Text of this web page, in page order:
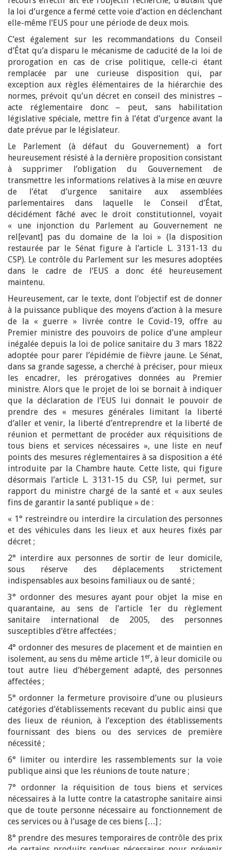
la loi d’urgence a fermé cette voie d’action en déclenchant
elle-même l’EUS pour une période de deux mois.
C’est également sur les recommandations du Conseil
d’État qu’a disparu le mécanisme de caducité de la loi de
prorogation en cas de crise politique, celle-ci étant
remplacée par une curieuse disposition qui, par
exception aux règles élémentaires de la hiérarchie des
normes, prévoit qu’un décret en conseil des ministres –
acte réglementaire donc – peut, sans habilitation
législative spéciale, mettre fin à l’état d’urgence avant la
date prévue par le législateur.
Le Parlement (à défaut du Gouvernement) a fort
heureusement résisté à la dernière proposition consistant
à supprimer l’obligation du Gouvernement de
transmettre les informations relatives à la mise en œuvre
de l’état d’urgence sanitaire aux assemblées
parlementaires dans laquelle le Conseil d’État,
décidément fâché avec le droit constitutionnel, voyait
« une injonction du Parlement au Gouvernement ne
rel[evant] pas du domaine de la loi » (la disposition
restaurée par le Sénat figure à l’article L. 3131-13 du
CSP). Le contrôle du Parlement sur les mesures adoptées
dans le cadre de l’EUS a donc été heureusement
maintenu.
Heureusement, car le texte, dont l’objectif est de donner
à la puissance publique des moyens d’action à la mesure
de la « guerre » livrée contre le Covid-19, offre au
Premier ministre des pouvoirs de police d’une ampleur
inégalée depuis la loi de police sanitaire du 3 mars 1822
adoptée pour parer l’épidémie de fièvre jaune. Le Sénat,
dans sa grande sagesse, a cherché à préciser, pour mieux
les encadrer, les prérogatives données au Premier
ministre. Alors que le projet de loi se bornait à indiquer
que la déclaration de l’EUS lui donnait le pouvoir de
prendre des « mesures générales limitant la liberté
d’aller et venir, la liberté d’entreprendre et la liberté de
réunion et permettant de procéder aux réquisitions de
tous biens et services nécessaires », une liste en neuf
points des mesures réglementaires à sa disposition a été
introduite par la Chambre haute. Cette liste, qui figure
désormais l’article L. 3131-15 du CSP, lui permet, sur
rapport du ministre chargé de la santé et « aux seules
fins de garantir la santé publique » de :
« 1° restreindre ou interdire la circulation des personnes
et des véhicules dans les lieux et aux heures fixés par
décret ;
2° interdire aux personnes de sortir de leur domicile,
sous réserve des déplacements strictement
indispensables aux besoins familiaux ou de santé ;
3° ordonner des mesures ayant pour objet la mise en
quarantaine, au sens de l’article 1er du règlement
sanitaire international de 2005, des personnes
susceptibles d’être affectées ;
4° ordonner des mesures de placement et de maintien en
isolement, au sens du même article 1 er, à leur domicile ou
tout autre lieu d’hébergement adapté, des personnes
affectées ;
5° ordonner la fermeture provisoire d’une ou plusieurs
catégories d’établissements recevant du public ainsi que
des lieux de réunion, à l’exception des établissements
fournissant des biens ou des services de première
nécessité ;
6° limiter ou interdire les rassemblements sur la voie
publique ainsi que les réunions de toute nature ;
7° ordonner la réquisition de tous biens et services
nécessaires à la lutte contre la catastrophe sanitaire ainsi
que de toute personne nécessaire au fonctionnement de
ces services ou à l’usage de ces biens […] ;
8° prendre des mesures temporaires de contrôle des prix